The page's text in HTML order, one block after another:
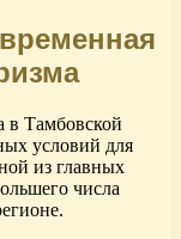
в Тамбовской
условий для
из главных
числа